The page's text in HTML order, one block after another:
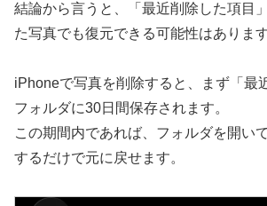
結論から言うと、「最近削除した項目
た写真でも復元できる可能性はあります
iPhoneで写真を削除すると、まず「最
フォルダに30日間保存されます。
この期間内であれば、フォルダを開い
するだけで元に戻せます。